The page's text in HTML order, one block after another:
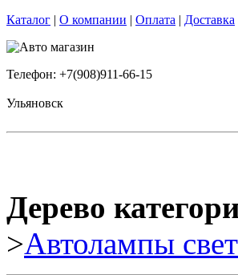
Каталог | О компании | Оплата | Доставка
Телефон: +7(908)911-66-15
Ульяновск
Дерево
>Автолампы